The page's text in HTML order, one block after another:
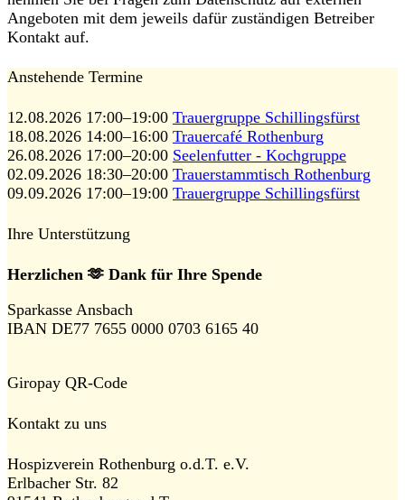
Angeboten mit dem jeweils dafür zuständigen Betreiber
Kontakt auf.
Anstehende Termine
12.08.2026 17:00–19:00 Trauergruppe Schillingsfürst
18.08.2026 14:00–16:00 Trauercafé Rothenburg
26.08.2026 17:00–20:00 Seelenfutter - Kochgruppe
02.09.2026 18:30–20:00 Trauerstammtisch Rothenburg
09.09.2026 17:00–19:00 Trauergruppe Schillingsfürst
Ihre Unterstützung
Herzlichen 🫶 Dank für Ihre Spende
Sparkasse Ansbach
IBAN DE77 7655 0000 0703 6165 40
Giropay QR-Code
Kontakt zu uns
Hospizverein Rothenburg o.d.T. e.V.
Erlbacher Str. 82